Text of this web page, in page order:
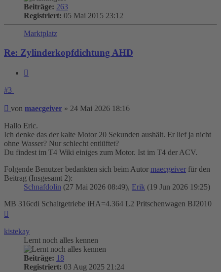
Beiträge: 263
Registriert: 05 Mai 2015 23:12
Marktplatz
Re: Zylinderkopfdichtung AHD
#3
Beitrag
von maecgeiver » 24 Mai 2026 18:16
Hallo Eric.
Ich denke das der kalte Motor 20 Sekunden aushält. Er lief ja nicht
ohne Wasser? Nur schlecht entlüftet?
Du findest im T4 Wiki einiges zum Motor. Ist im T4 der ACV.
Folgende Benutzer bedankten sich beim Autor maecgeiver für den
Beitrag (Insgesamt 2):
Schnafdolin (27 Mai 2026 08:49), Erik (19 Jun 2026 19:25)
MB 316cdi Schaltgetriebe iHA=4.364 L2 Pritschenwagen BJ2010
kistekay
Lernt noch alles kennen
Beiträge: 18
Registriert: 03 Aug 2025 21:24